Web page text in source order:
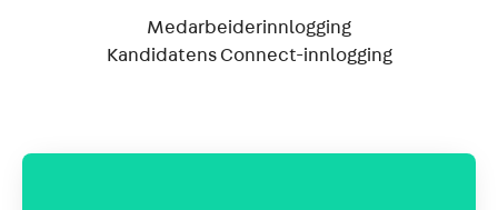
Medarbeiderinnlogging
Kandidatens Connect-innlogging